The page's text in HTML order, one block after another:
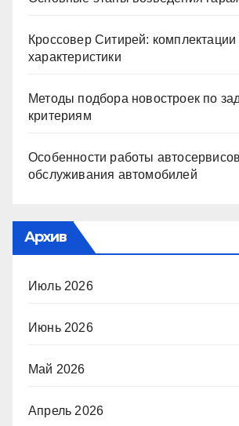
Кроссовер Ситирей: комплектации
характеристики
Методы подбора новостроек по
критериям
Особенности работы
обслуживания автомобилей
Архив
Июль 2026
Июнь 2026
Май 2026
Апрель 2026